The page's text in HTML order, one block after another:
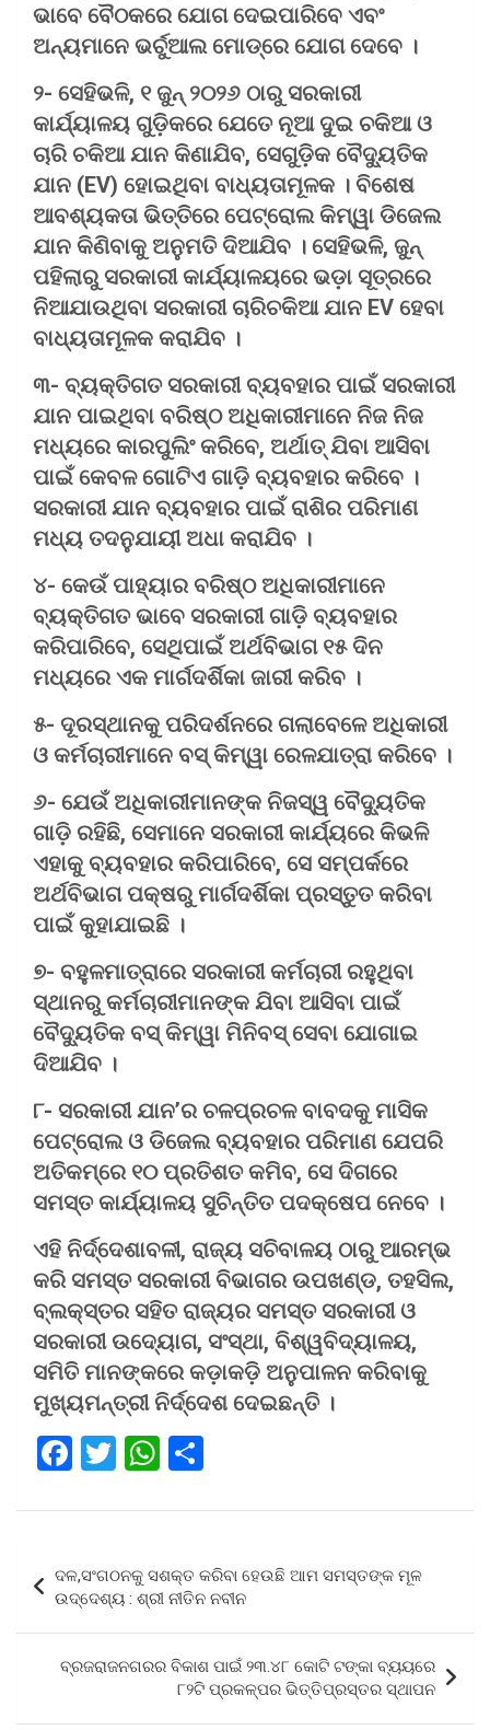
ଭାବେ ବୈଠକରେ ଯୋଗ ଦେଇପାରିବେ ଏବଂ
ଅନ୍ୟମାନେ ଭର୍ଚୁଆଲ ମୋଡ୍‌ରେ ଯୋଗ ଦେବେ ।
୨- ସେହିଭଳି, ୧ ଜୁନ୍ ୨୦୨୬ ଠାରୁ ସରକାରୀ
କାର୍ଯ୍ୟାଳୟ ଗୁଡ଼ିକରେ ଯେତେ ନୂଆ ଦୁଇ ଚକିଆ ଓ
ଚାରି ଚକିଆ ଯାନ କିଣାଯିବ, ସେଗୁଡ଼ିକ ବୈଦ୍ୟୁତିକ
ଯାନ (EV) ହୋଇଥିବା ବାଧ୍ୟତାମୂଳକ । ବିଶେଷ
ଆବଶ୍ୟକତା ଭିତ୍ତିରେ ପେଟ୍ରୋଲ କିମ୍ୱା ଡିଜେଲ
ଯାନ କିଣିବାକୁ ଅନୁମତି ଦିଆଯିବ । ସେହିଭଳି, ଜୁନ୍
ପହିଲାରୁ ସରକାରୀ କାର୍ଯ୍ୟାଳୟରେ ଭଡ଼ା ସୂତ୍ରରେ
ନିଆଯାଉଥିବା ସରକାରୀ ଚାରିଚକିଆ ଯାନ EV ହେବା
ବାଧ୍ୟତାମୂଳକ କରାଯିବ ।
୩- ବ୍ୟକ୍ତିଗତ ସରକାରୀ ବ୍ୟବହାର ପାଇଁ ସରକାରୀ
ଯାନ ପାଇଥିବା ବରିଷ୍ଠ ଅଧିକାରୀମାନେ ନିଜ ନିଜ
ମଧ୍ୟରେ କାରପୁଲିଂ କରିବେ, ଅର୍ଥାତ୍ ଯିବା ଆସିବା
ପାଇଁ କେବଳ ଗୋଟିଏ ଗାଡ଼ି ବ୍ୟବହାର କରିବେ ।
ସରକାରୀ ଯାନ ବ୍ୟବହାର ପାଇଁ ରାଶିର ପରିମାଣ
ମଧ୍ୟ ତଦନୁଯାୟୀ ଅଧା କରାଯିବ ।
୪- କେଉଁ ପାହ୍ୟାର ବରିଷ୍ଠ ଅଧିକାରୀମାନେ
ବ୍ୟକ୍ତିଗତ ଭାବେ ସରକାରୀ ଗାଡ଼ି ବ୍ୟବହାର
କରିପାରିବେ, ସେଥିପାଇଁ ଅର୍ଥବିଭାଗ ୧୫ ଦିନ
ମଧ୍ୟରେ ଏକ ମାର୍ଗଦର୍ଶିକା ଜାରୀ କରିବ ।
୫- ଦୂରସ୍ଥାନକୁ ପରିଦର୍ଶନରେ ଗଲାବେଳେ ଅଧିକାରୀ
ଓ କର୍ମଚାରୀମାନେ ବସ୍ କିମ୍ୱା ରେଳଯାତ୍ରା କରିବେ ।
୬- ଯେଉଁ ଅଧିକାରୀମାନଙ୍କ ନିଜସ୍ୱ ବୈଦ୍ୟୁତିକ
ଗାଡ଼ି ରହିଛି, ସେମାନେ ସରକାରୀ କାର୍ଯ୍ୟରେ କିଭଳି
ଏହାକୁ ବ୍ୟବହାର କରିପାରିବେ, ସେ ସମ୍ପର୍କରେ
ଅର୍ଥବିଭାଗ ପକ୍ଷରୁ ମାର୍ଗଦର୍ଶିକା ପ୍ରସ୍ତୁତ କରିବା
ପାଇଁ କୁହାଯାଇଛି ।
୭- ବହୁଳମାତ୍ରାରେ ସରକାରୀ କର୍ମଚାରୀ ରହୁଥିବା
ସ୍ଥାନରୁ କର୍ମଚାରୀମାନଙ୍କ ଯିବା ଆସିବା ପାଇଁ
ବୈଦ୍ୟୁତିକ ବସ୍ କିମ୍ୱା ମିନିବସ୍ ସେବା ଯୋଗାଇ
ଦିଆଯିବ ।
୮- ସରକାରୀ ଯାନ’ର ଚଳପ୍ରଚଳ ବାବଦକୁ ମାସିକ
ପେଟ୍ରୋଲ ଓ ଡିଜେଲ ବ୍ୟବହାର ପରିମାଣ ଯେପରି
ଅତିକମ୍‌ରେ ୧୦ ପ୍ରତିଶତ କମିବ, ସେ ଦିଗରେ
ସମସ୍ତ କାର୍ଯ୍ୟାଳୟ ସୁଚିନ୍ତିତ ପଦକ୍ଷେପ ନେବେ ।
ଏହି ନିର୍ଦ୍ଦେଶାବଳୀ, ରାଜ୍ୟ ସଚିବାଳୟ ଠାରୁ ଆରମ୍ଭ
କରି ସମସ୍ତ ସରକାରୀ ବିଭାଗର ଉପଖଣ୍ଡ, ତହସିଲ,
ବ୍ଲକ୍‌ସ୍ତର ସହିତ ରାଜ୍ୟର ସମସ୍ତ ସରକାରୀ ଓ
ସରକାରୀ ଉଦ୍ୟୋଗ, ସଂସ୍ଥା, ବିଶ୍ୱବିଦ୍ୟାଳୟ,
ସମିତି ମାନଙ୍କରେ କଡ଼ାକଡ଼ି ଅନୁପାଳନ କରିବାକୁ
ମୁଖ୍ୟମନ୍ତ୍ରୀ ନିର୍ଦ୍ଦେଶ ଦେଇଛନ୍ତି ।
F
ce
o
o
k
T
tt
W
at
A
p
p
ar
e
navigation
ଦଳ,ସଂଗଠନକୁ ସଶକ୍ତ କରିବା ହେଉଛି ଆମ ସମସ୍ତଙ୍କ ମୂଳ
ଉଦ୍ଦେଶ୍ୟ : ଶ୍ରୀ ନୀତିନ ନବୀନ
ବ୍ରଜରାଜନଗରର ବିକାଶ ପାଇଁ ୨୩.୪୮ କୋଟି ଟଙ୍କା ବ୍ୟୟରେ
୮୨ଟି ପ୍ରକଳ୍ପର ଭିତ୍ତିପ୍ରସ୍ତର ସ୍ଥାପନ